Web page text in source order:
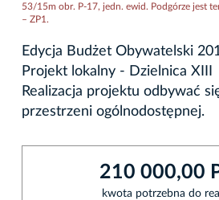
53/15m obr. P-17, jedn. ewid. Podgórze jest
– ZP1.
Edycja Budżet Obywatelski
Projekt lokalny - Dzielnica XIII
Realizacja projektu odbywać
przestrzeni ogólnodostępnej.
210 000,00
kwota potrzebna do